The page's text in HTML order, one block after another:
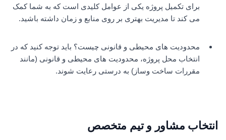
برای تکمیل پروژه یکی از عوامل کلیدی است که به شما کمک
می کند تا مدیریت بهتری بر روی منابع و زمان داشته باشید.
محدودیت های محیطی و قانونی چیست؟ باید توجه کنید که در
انتخاب محل پروژه، محدودیت های محیطی و قانونی (مانند
مقررات ساخت وساز) به درستی رعایت شوند.
انتخاب مشاور و تیم متخصص